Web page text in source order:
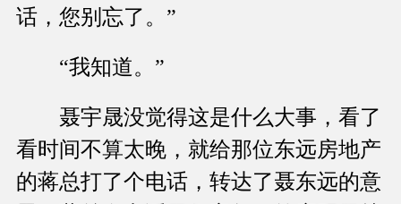
话，您别忘了。”
“我知道。”
聂宇晟没觉得这是什么大事，看了
看时间不算太晚，就给那位东远房地产
的蒋总打了个电话，转达了聂东远的意